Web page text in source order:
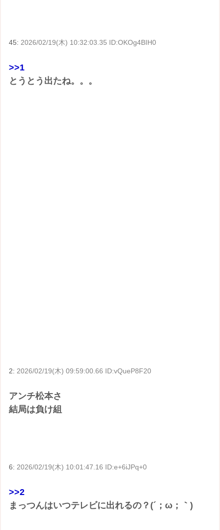
45: 2026/02/19(木) 10:32:03.35 ID:OKOg4BIH0
>>1
とうとう出たね。。。
2:2026/02/19(木) 09:59:00.66 ID:vQueP8F20
アンチ松本さ
結局は負け組
6: 2026/02/19(木) 10:01:47.16 ID:e+6iJPq+0
>>2
まっつんはいつテレビに出れるの？(´；ω；｀)